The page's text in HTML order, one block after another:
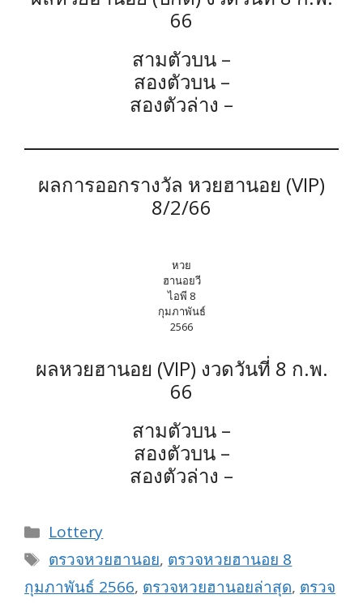
66
สามตัวบน –
สองตัวบน –
สองตัวล่าง –
ผลการออกรางวัล หวยฮานอย (VIP)
8/2/66
หวย
ฮานอยวี
ไอพี 8
กุมภาพันธ์
2566
ผลหวยฮานอย (VIP) งวดวันที่ 8 ก.พ.
66
สามตัวบน –
สองตัวบน –
สองตัวล่าง –
Categories
Lottery
Tags
ตรวจหวยฮานอย, ตรวจหวยฮานอย 8
กุมภาพันธ์ 2566, ตรวจหวยฮานอยล่าสุด, ตรวจ